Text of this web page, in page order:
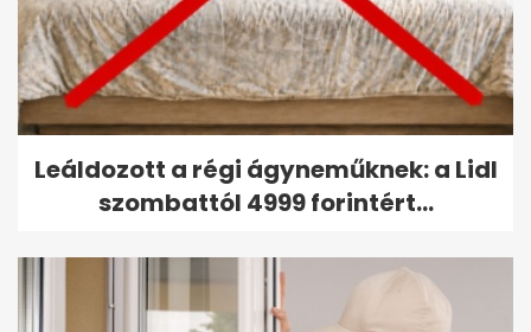
Leáldozott a régi ágyneműknek: a Lidl
szombattól 4999 forintért...